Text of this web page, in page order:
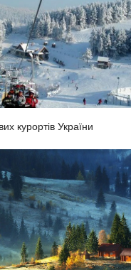
курортів України